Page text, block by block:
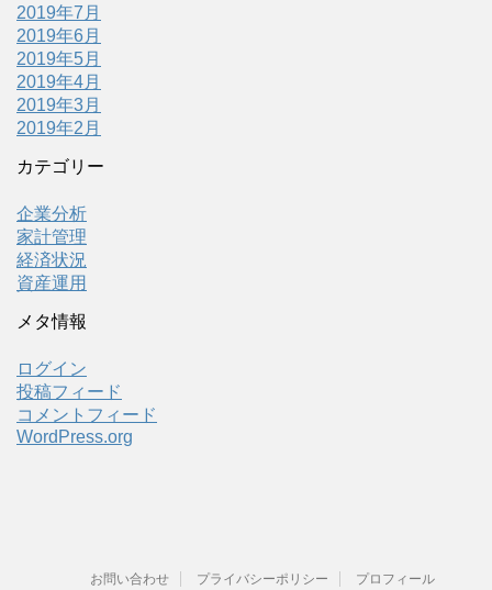
2019年7月
2019年6月
2019年5月
2019年4月
2019年3月
2019年2月
カテゴリー
企業分析
家計管理
経済状況
資産運用
メタ情報
ログイン
投稿フィード
コメントフィード
WordPress.org
お問い合わせ プライバシーポリシー プロフィール